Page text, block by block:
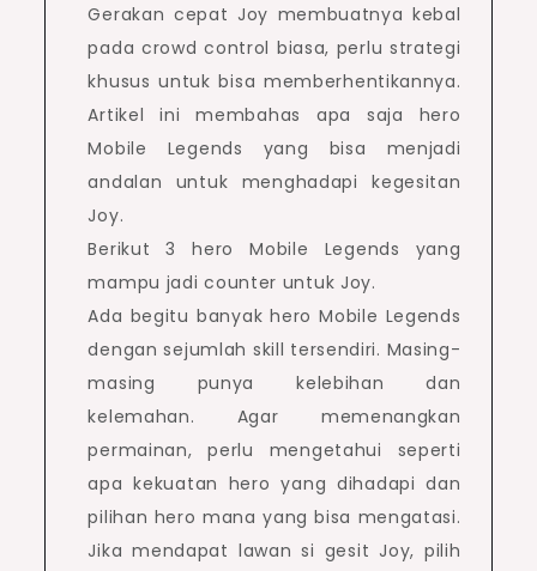
Gerakan cepat Joy membuatnya kebal
pada crowd control biasa, perlu strategi
khusus untuk bisa memberhentikannya.
Artikel ini membahas apa saja hero
Mobile Legends yang bisa menjadi
andalan untuk menghadapi kegesitan
Joy.
Berikut 3 hero Mobile Legends yang
mampu jadi counter untuk Joy.
Ada begitu banyak hero Mobile Legends
dengan sejumlah skill tersendiri. Masing-
masing punya kelebihan dan
kelemahan. Agar memenangkan
permainan, perlu mengetahui seperti
apa kekuatan hero yang dihadapi dan
pilihan hero mana yang bisa mengatasi.
Jika mendapat lawan si gesit Joy, pilih